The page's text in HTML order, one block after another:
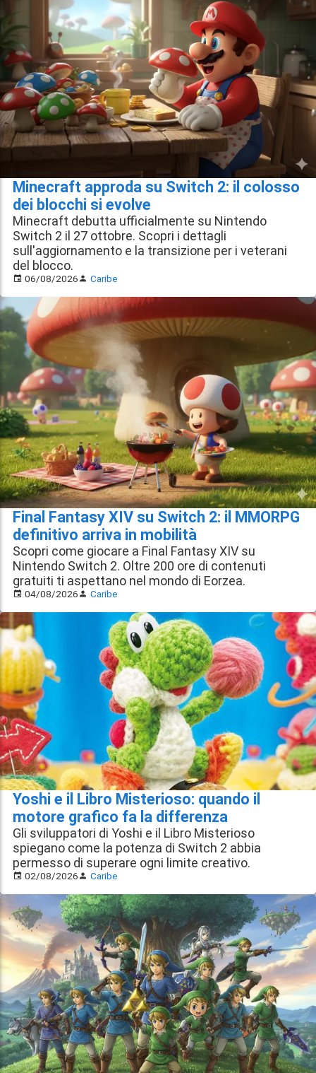
Minecraft approda su Switch 2: il colosso
dei blocchi si evolve
Minecraft debutta ufficialmente su Nintendo
Switch 2 il 27 ottobre. Scopri i dettagli
sull'aggiornamento e la transizione per i veterani
del blocco.
06/08/2026 Caribe
Final Fantasy XIV su Switch 2: il MMORPG
definitivo arriva in mobilità
Scopri come giocare a Final Fantasy XIV su
Nintendo Switch 2. Oltre 200 ore di contenuti
gratuiti ti aspettano nel mondo di Eorzea.
04/08/2026 Caribe
Yoshi e il Libro Misterioso: quando il
motore grafico fa la differenza
Gli sviluppatori di Yoshi e il Libro Misterioso
spiegano come la potenza di Switch 2 abbia
permesso di superare ogni limite creativo.
02/08/2026 Caribe